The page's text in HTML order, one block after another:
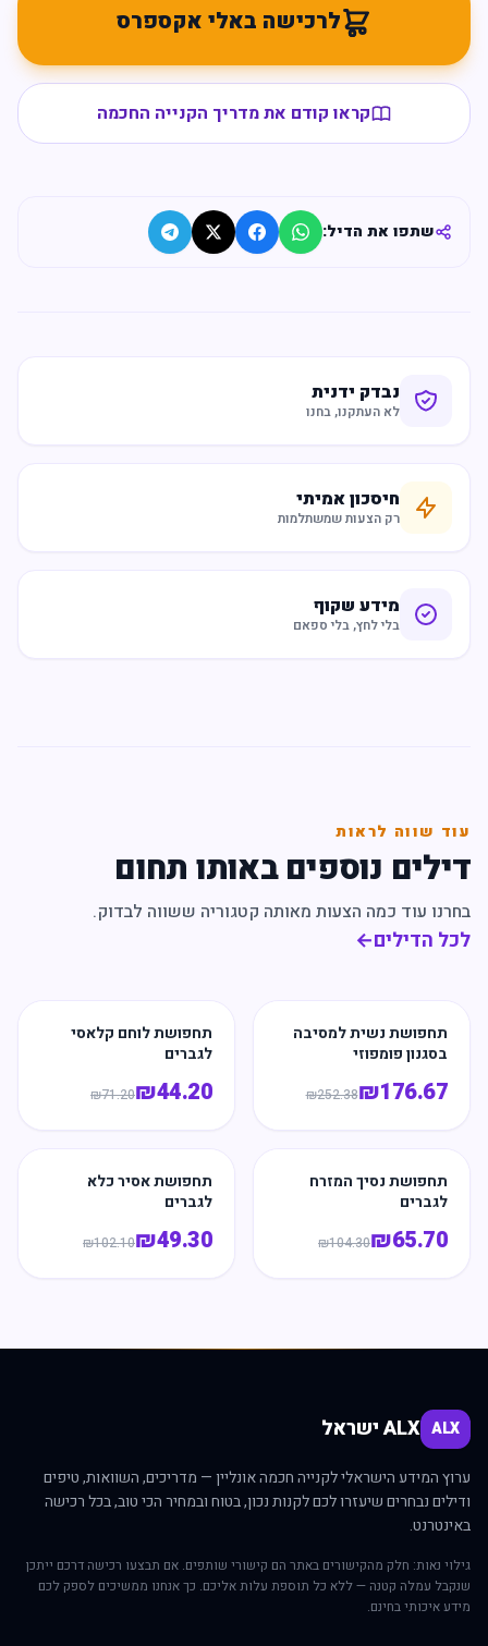
לרכישה באלי אקספרס
קראו קודם את מדריך הקנייה החכמה
שתפו את הדיל:
נבדק ידנית
לא העתקנו, בחנו
חיסכון אמיתי
רק הצעות שמשתלמות
מידע שקוף
בלי לחץ, בלי ספאם
עוד שווה לראות
דילים נוספים באותו תחום
בחרנו עוד כמה הצעות מאותה קטגוריה ששווה לבדוק.
לכל הדילים←
תחפושת נשית למסיבה
בסגנון פומפוזי
₪176.67
₪252.38
תחפושת לוחם קלאסי
לגברים
₪44.20
₪71.20
תחפושת נסיך המזרח
לגברים
₪65.70
₪104.30
תחפושת אסיר כלא
לגברים
₪49.30
₪102.10
ALX ALX ישראל
ערוץ המידע הישראלי לקנייה חכמה אונליין — מדריכים, השוואות, טיפים
ודילים נבחרים שיעזרו לכם לקנות נכון, בטוח ובמחיר הכי טוב, בכל רכישה
באינטרנט.
גילוי נאות: חלק מהקישורים באתר הם קישורי שותפים. אם תבצעו רכישה דרכם ייתכן
שנקבל עמלה קטנה — ללא כל תוספת עלות אליכם. כך אנחנו ממשיכים לספק לכם
מידע איכותי בחינם.